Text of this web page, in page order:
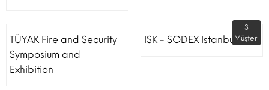
TÜYAK Fire and Security
Symposium and
Exhibition
ISK - SODEX Istanbul
3
Müşteri